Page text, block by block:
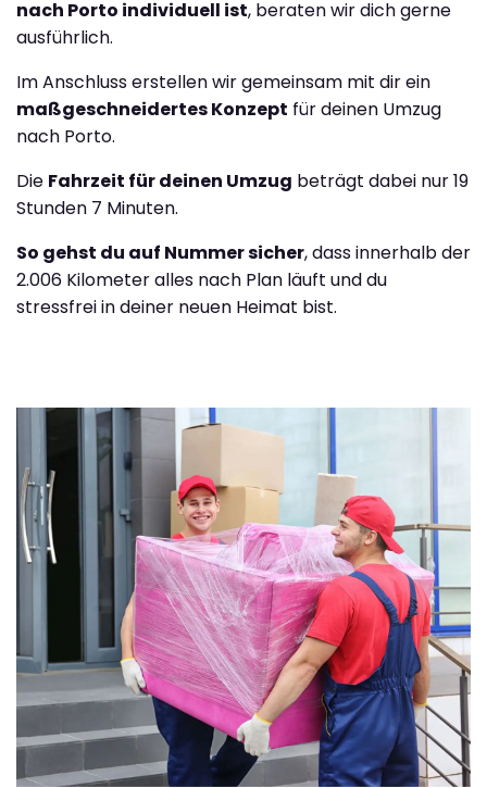
nach Porto individuell ist, beraten wir dich gerne
ausführlich.
Im Anschluss erstellen wir gemeinsam mit dir ein
maßgeschneidertes Konzept für deinen Umzug
nach Porto.
Die Fahrzeit für deinen Umzug beträgt dabei nur 19
Stunden 7 Minuten.
So gehst du auf Nummer sicher, dass innerhalb der
2.006 Kilometer alles nach Plan läuft und du
stressfrei in deiner neuen Heimat bist.